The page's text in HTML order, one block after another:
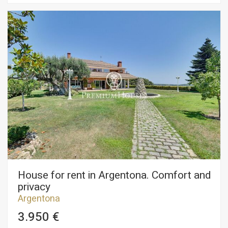
detached guest house with a bedroom, kitchen and full
bathroom, ideal for guests or staff. The interior stands out for
its calm and sophisticated atmosphere, with spacious, well-
designed rooms that combine comfort and functionality. The
layout has been designed to maximise natural light
throughout the year and ensure privacy in every space. The
property is in excellent condition, achieving a harmonious
blend of its original character and modern comforts. The
outdoor area with a private swimming pool offers a perfect
intimate space, ideal for both relaxation and social gatherings.
A magnificent opportunity to live in an elegant, spacious and
ready-to-move-in property, in one of the most exclusive
locations in Argentona.
House for rent in Argentona. Comfort and
privacy
Argentona
3.950 €